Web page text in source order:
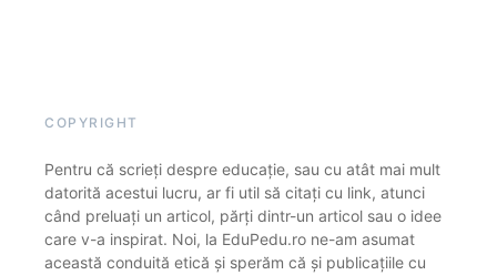
COPYRIGHT
Pentru că scrieți despre educație, sau cu atât mai mult
datorită acestui lucru, ar fi util să citați cu link, atunci
când preluați un articol, părți dintr-un articol sau o idee
care v-a inspirat. Noi, la EduPedu.ro ne-am asumat
această conduită etică și sperăm că și publicațiile cu